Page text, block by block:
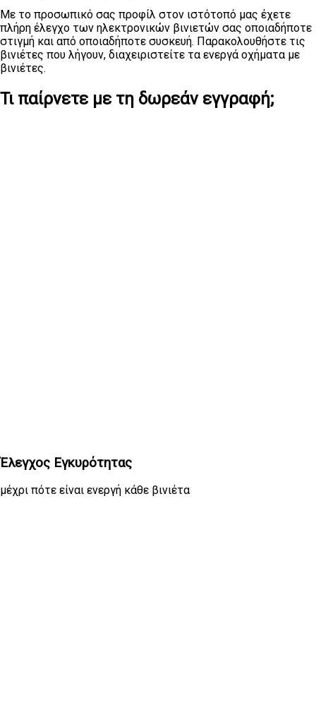
Με το προσωπικό σας προφίλ στον ιστότοπό μας έχετε
πλήρη έλεγχο των ηλεκτρονικών βινιετών σας οποιαδήποτε
στιγμή και από οποιαδήποτε συσκευή. Παρακολουθήστε τις
βινιέτες που λήγουν, διαχειριστείτε τα ενεργά οχήματα με
βινιέτες.
Τι παίρνετε με τη δωρεάν εγγραφή;
Έλεγχος Εγκυρότητας
μέχρι πότε είναι ενεργή κάθε βινιέτα